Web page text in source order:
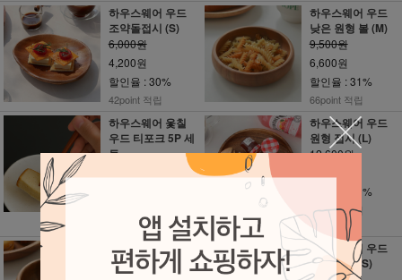
하우스웨어 우드
조약돌접시 (S)
6,000원
4,200원
할인율 : 30%
42point 적립
하우스웨어 우드
낮은 원형 볼 (M)
9,500원
6,600원
할인율 : 31%
66point 적립
하우스웨어 옻칠
우드 티포크 5P 세
트
112point 적립
하우스웨어 우드
원형 접시 (L)
12,600원
할인율 : 30%
88point 적립
하우스웨어 우드
낮은 원형 볼 (S)
하우스웨어 우드
원형 접시 (S)